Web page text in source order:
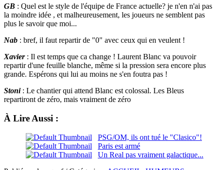
GB : Quel est le style de l'équipe de France actuelle? je n'en n'ai pas
la moindre idée , et malheureusement, les joueurs ne semblent pas
plus le savoir que moi...
Nab : bref, il faut repartir de "0" avec ceux qui en veulent !
Xavier: Il est temps que ca change ! Laurent Blanc va pouvoir
repartir d'une feuille blanche, même si la pression sera encore plus
grande. Espérons qui lui au moins ne s'en foutra pas !
Stoni: Le chantier qui attend Blanc est colossal. Les Bleus
repartiront de zéro, mais vraiment de zéro
À Lire Aussi :
PSG/OM, ils ont tué le "Clasico"!
Paris est armé
Un Real pas vraiment galactique...